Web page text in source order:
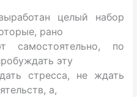
целый набор
рано
самостоятельно, по
эту
стресса, не ждать
а,